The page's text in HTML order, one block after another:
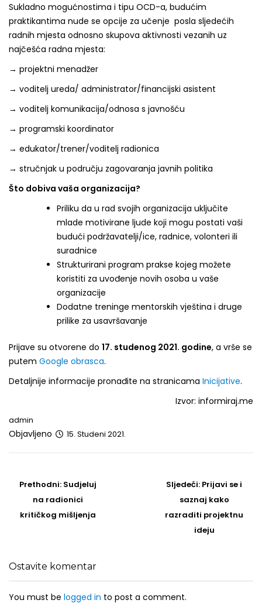
Sukladno mogućnostima i tipu OCD-a, budućim
praktikantima nude se opcije za učenje posla sljedećih
radnih mjesta odnosno skupova aktivnosti vezanih uz
najčešća radna mjesta:
→ projektni menadžer
→ voditelj ureda/ administrator/financijski asistent
→ voditelj komunikacija/odnosa s javnošću
→ programski koordinator
→ edukator/trener/voditelj radionica
→ stručnjak u području zagovaranja javnih politika
Što dobiva vaša organizacija?
Priliku da u rad svojih organizacija uključite
mlade motivirane ljude koji mogu postati vaši
budući podržavatelji/ice, radnice, volonteri ili
suradnice
Strukturirani program prakse kojeg možete
koristiti za uvođenje novih osoba u vaše
organizacije
Dodatne treninge mentorskih vještina i druge
prilike za usavršavanje
Prijave su otvorene do 17. studenog 2021. godine, a vrše se
putem Google obrasca.
Detaljnije informacije pronađite na stranicama Inicijative.
Izvor: informiraj.me
admin
Objavljeno 15. Studeni 2021.
navigation
Prethodni: Prethodni
post
Sudjeluj
na radionici
kritičkog mišljenja
Sljedeći: Sljedeći
Post
Prijavi se i
saznaj kako
razraditi projektnu
ideju
Ostavite komentar
You must be logged in to post a comment.